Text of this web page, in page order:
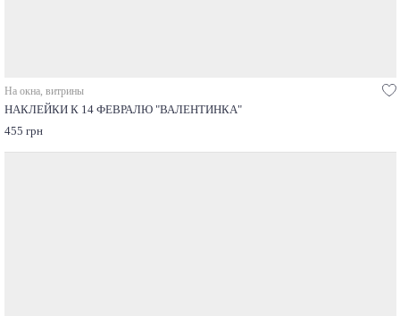
На окна, витрины
НАКЛЕЙКИ К 14 ФЕВРАЛЮ "ВАЛЕНТИНКА"
455 грн